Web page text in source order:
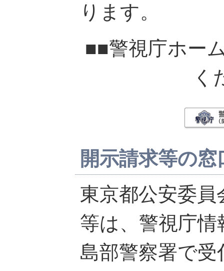
ります。
■■警視庁ホー
く
開示請求等の窓
東京都公安委
等は、警視庁
島部警察署で